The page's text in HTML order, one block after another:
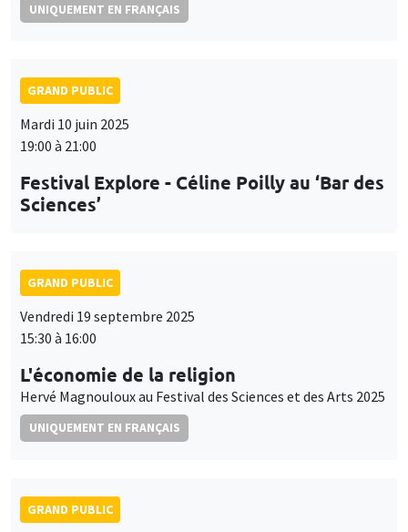
UNIQUEMENT EN FRANÇAIS
GRAND PUBLIC
Mardi 10 juin 2025
19:00 à 21:00
Festival Explore - Céline Poilly au ‘Bar des
Sciences’
GRAND PUBLIC
Vendredi 19 septembre 2025
15:30 à 16:00
L'économie de la religion
Hervé Magnouloux au Festival des Sciences et des Arts 2025
UNIQUEMENT EN FRANÇAIS
GRAND PUBLIC